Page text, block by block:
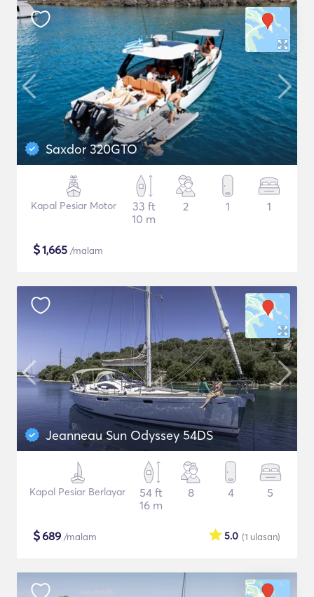
Saxdor 320GTO
Kapal Pesiar Motor
33 ft
10 m
2 1 1
$1,665 /malam
Jeanneau Sun Odyssey 54DS
Kapal Pesiar Berlayar
54 ft
16 m
8 4 5
$689 /malam (1 ulasan)
5.0